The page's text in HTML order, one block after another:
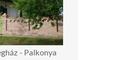
- Palkonya